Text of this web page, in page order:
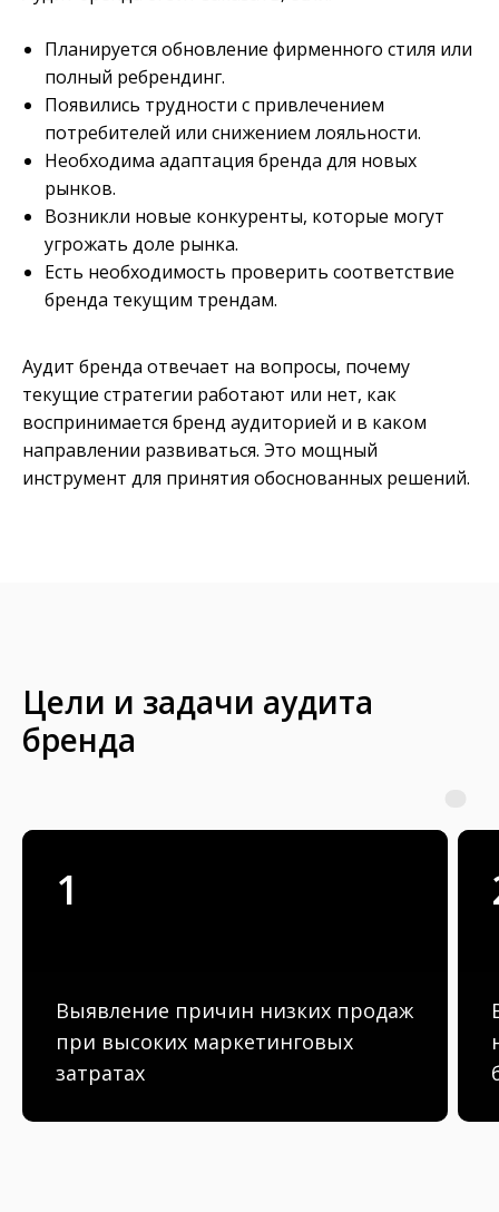
Планируется обновление фирменного стиля или
полный ребрендинг.
Появились трудности с привлечением
потребителей или снижением лояльности.
Необходима адаптация бренда для новых
рынков.
Возникли новые конкуренты, которые могут
угрожать доле рынка.
Есть необходимость проверить соответствие
бренда текущим трендам.
Аудит бренда отвечает на вопросы, почему
текущие стратегии работают или нет, как
воспринимается бренд аудиторией и в каком
направлении развиваться. Это мощный
инструмент для принятия обоснованных решений.
Цели и задачи аудита
бренда
1
Выявление причин низких продаж
при высоких маркетинговых
затратах
от350 000 руб